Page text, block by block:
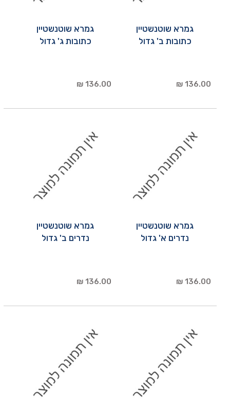
גמרא שוטנשטיין
כתובות ב' גדול
136.00 ₪
גמרא שוטנשטיין
כתובות ג' גדול
136.00 ₪
גמרא שוטנשטיין
נדרים א' גדול
136.00 ₪
גמרא שוטנשטיין
נדרים ב' גדול
136.00 ₪